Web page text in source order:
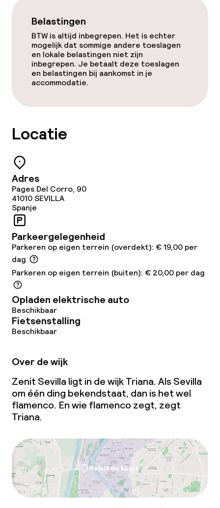
Lunch à la carte
Lunch, vast menu
Diner à la carte
Diner, vast menu
Roomservice
Schoonmaakvoorzieningen
Zakelijke faciliteiten
Vergaderruimte
Overal rookvrij
Belastingen
BTW is altijd inbegrepen. Het is echter
mogelijk dat sommige andere toeslagen
en lokale belastingen niet zijn
inbegrepen. Je betaalt deze toeslagen
en belastingen bij aankomst in je
accommodatie.
Locatie
Adres
Pages Del Corro, 90
41010 SEVILLA
Spanje
Parkeergelegenheid
Parkeren op eigen terrein (overdekt): € 19,00 per
dag
Parkeren op eigen terrein (buiten): € 20,00 per dag
Opladen elektrische auto
Beschikbaar
Fietsenstalling
Beschikbaar
Over de wijk
Zenit Sevilla ligt in de wijk Triana. Als Sevilla
om één ding bekendstaat, dan is het wel
flamenco. En wie flamenco zegt, zegt
Triana.
Bekijk de kaart